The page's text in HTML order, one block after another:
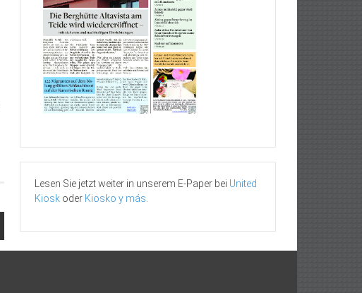
Lesen Sie jetzt weiter in unserem E-Paper bei United
Kiosk oder Kiosko y más